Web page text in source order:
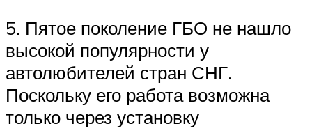
5. Пятое поколение ГБО не нашло
высокой популярности у
автолюбителей стран СНГ.
Поскольку его работа возможна
только через установку